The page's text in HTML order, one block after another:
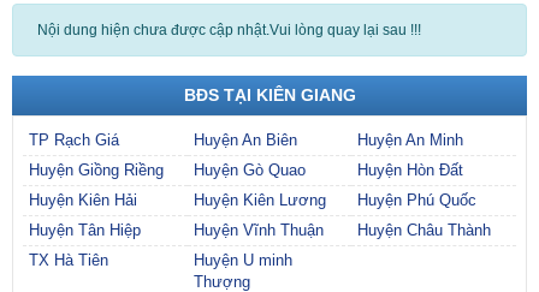
Nội dung hiện chưa được cập nhật.Vui lòng quay lại sau !!!
BĐS TẠI KIÊN GIANG
TP Rạch Giá Huyện An Biên
Huyện An Minh
Huyện Giồng Riềng
Huyện Gò Quao
Huyện Hòn Đất
Huyện Kiên Hải
Huyện Kiên Lương
Huyện Phú Quốc
Huyện Tân Hiệp
Huyện Vĩnh Thuận
Huyện Châu Thành
TX Hà Tiên
Huyện U minh
Thượng